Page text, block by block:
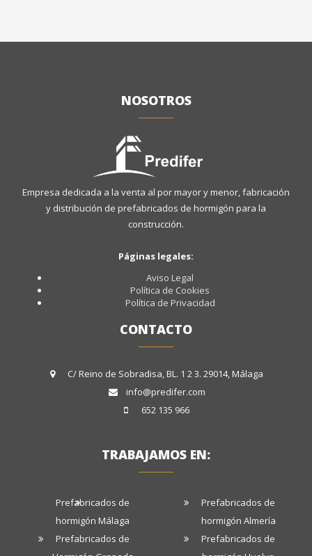
NOSOTROS
Empresa dedicada a la venta al por mayor y menor, fabricación
y distribución de prefabricados de hormigón para la
construcción.
Páginas legales:
Aviso Legal
Política de Cookies
Política de Privacidad
CONTACTO
C/ Reino de Sobradisa, BL. 1 2 3. 29014, Málaga
info@predifer.com
652 135 966
TRABAJAMOS EN:
Prefabricados de
hormigón Málaga
Prefabricados de
Prefabricados de
hormigón Almería
Prefabricados de